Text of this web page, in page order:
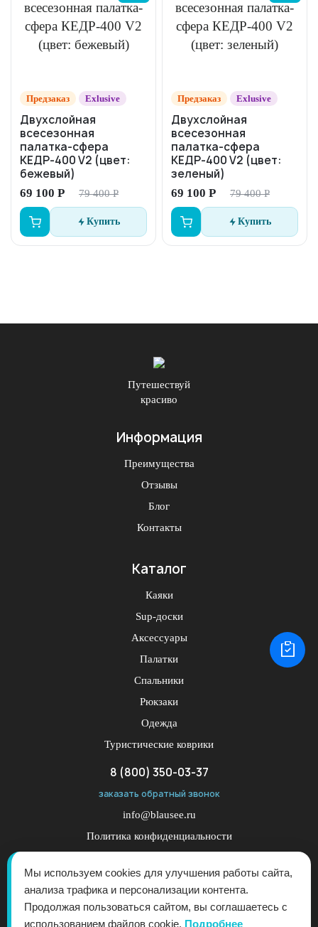
Предзаказ Exlusive
Двухслойная
всесезонная
палатка-сфера
КЕДР-400 V2 (цвет:
бежевый)
69 100 Р 79 400 Р
Купить
Предзаказ Exlusive
Двухслойная
всесезонная
палатка-сфера
КЕДР-400 V2 (цвет:
зеленый)
69 100 Р 79 400 Р
Купить
Путешествуй
красиво
Информация
Преимущества
Отзывы
Блог
Контакты
Каталог
Каяки
Sup-доски
Аксессуары
Палатки
Спальники
Рюкзаки
Одежда
Туристические коврики
8 (800) 350-03-37
заказать обратный звонок
info@blausee.ru
Политика конфиденциальности
Мы используем cookies для улучшения работы сайта,
анализа трафика и персонализации контента.
Продолжая пользоваться сайтом, вы соглашаетесь с
использованием файлов cookie. Подробнее